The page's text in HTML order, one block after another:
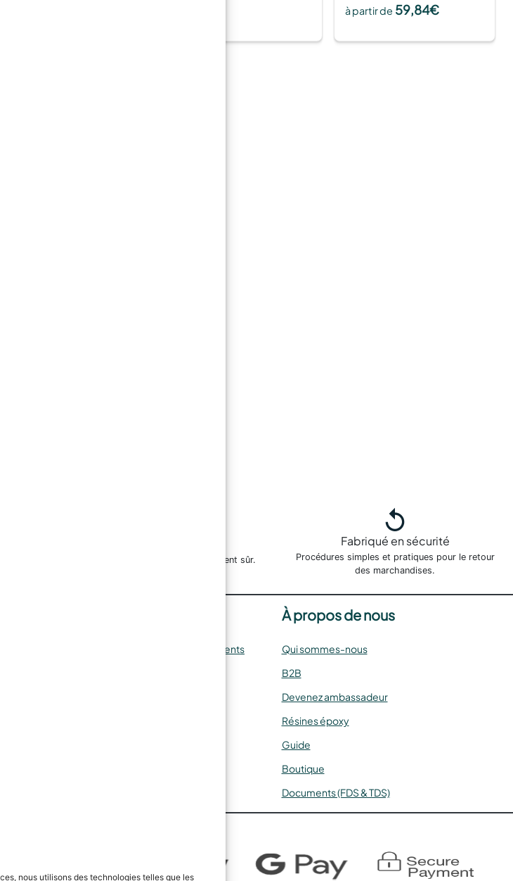
nous utilisons des technologies telles que les
à partir de 59,84€
Achetez grâce à un système de paiement sûr.
Fabriqué en sécurité
Procédures simples et pratiques pour le retour
des marchandises.
Expédition, retours et remboursements
À propos de nous
Qui sommes-nous
B2B
Devenez ambassadeur
Résines époxy
Guide
Boutique
Documents (FDS & TDS)